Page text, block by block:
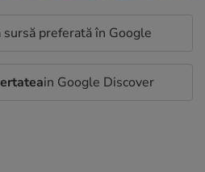
sursă preferată în Google
in Google Discover